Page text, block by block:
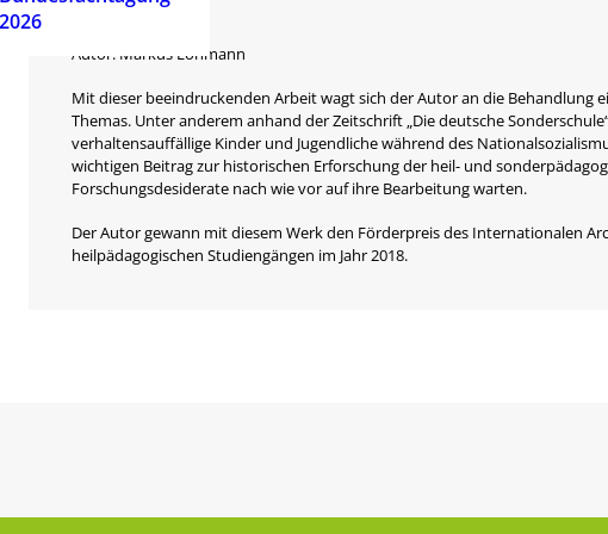
2026
Autor: Markus Lohmann
Mit dieser beeindruckenden Arbeit wagt sich der Autor an die Behandlung
Themas. Unter anderem anhand der Zeitschrift „Die deutsche
verhaltensauffällige Kinder und Jugendliche während des
wichtigen Beitrag zur historischen Erforschung der heil- und
Forschungsdesiderate nach wie vor auf ihre Bearbeitung warten.
Der Autor gewann mit diesem Werk den Förderpreis des Internationalen
heilpädagogischen Studiengängen im Jahr 2018.